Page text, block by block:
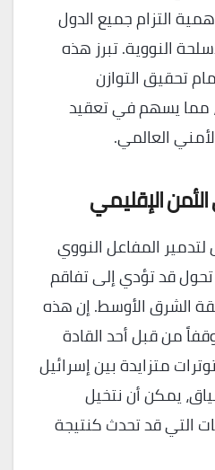
التزام جميع الدول
النووية. تبرز هذه
تحقيق التوازن
مما يسهم في تعقيد
العالمي.
الإقليمي
المفاعل النووي
تحول قد تؤدي إلى تفاقم
الشرق الأوسط. إن هذه
من قبل أحد القادة
متزايدة بين إسرائيل
يمكن أن نتخيل
التي قد تحدث كنتيجة